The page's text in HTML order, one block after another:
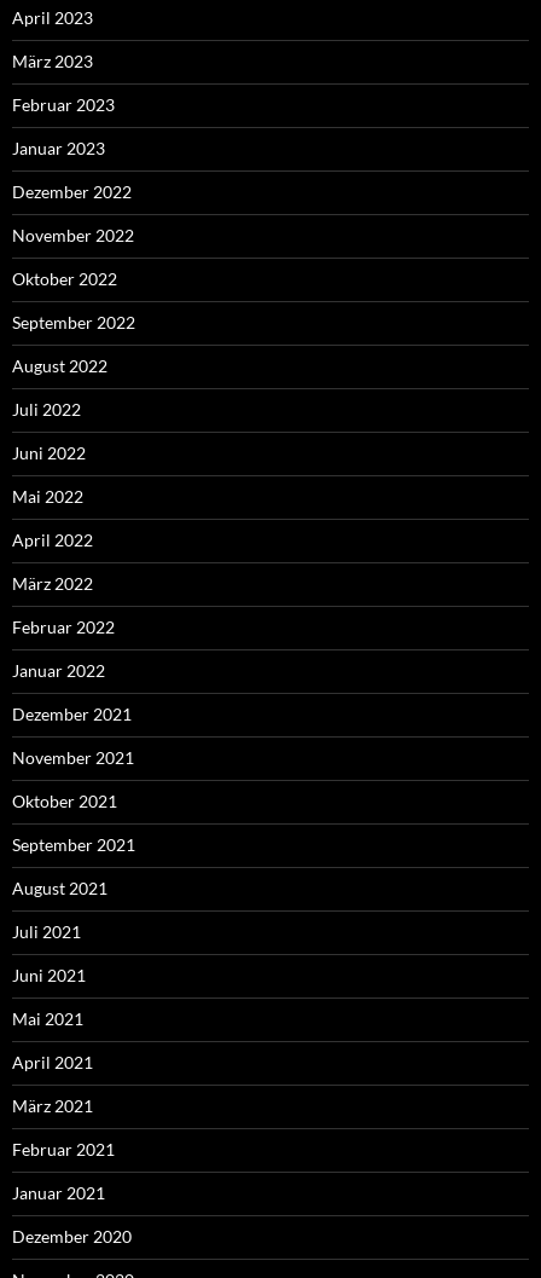
April 2023
März 2023
Februar 2023
Januar 2023
Dezember 2022
November 2022
Oktober 2022
September 2022
August 2022
Juli 2022
Juni 2022
Mai 2022
April 2022
März 2022
Februar 2022
Januar 2022
Dezember 2021
November 2021
Oktober 2021
September 2021
August 2021
Juli 2021
Juni 2021
Mai 2021
April 2021
März 2021
Februar 2021
Januar 2021
Dezember 2020